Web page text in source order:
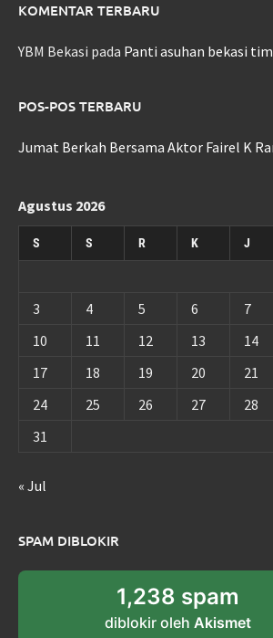
KOMENTAR TERBARU
YBM Bekasi pada Panti asuhan bekasi
POS-POS TERBARU
Jumat Berkah Bersama Aktor Fairel K
Agustus 2026
S S R K J
3
4 5 6 7
10
11 12 13 14
17
18 19 20 21
24
25 26 27 28
31
« Jul
SPAM DIBLOKIR
1,238 spam
diblokir oleh Akismet